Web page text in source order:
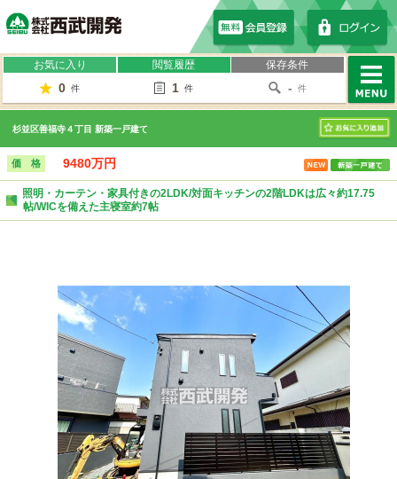
お気に入り
0 件
閲覧履歴
1 件
保存条件
- 件
MENU
杉並区善福寺４丁目 新築一戸建て
お気に入り
価 格 9480万円
照明・カーテン・家具付きの2LDK/対面キッチンの2階LDKは広々約17.75
帖/WICを備えた主寝室約7帖